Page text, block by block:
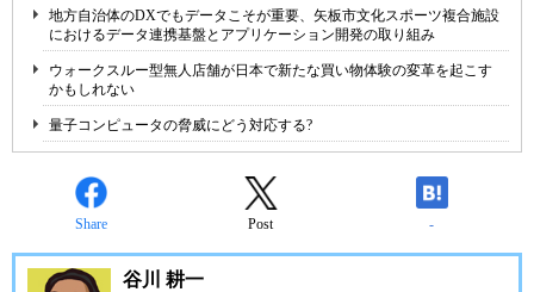
地方自治体のDXでもデータこそが重要、矢板市文化スポーツ複合施設
におけるデータ連携基盤とアプリケーション開発の取り組み
ウォークスルー型無人店舗が日本で新たな買い物体験の変革を起こす
かもしれない
量子コンピュータの脅威にどう対応する?
Share Post -
谷川 耕一